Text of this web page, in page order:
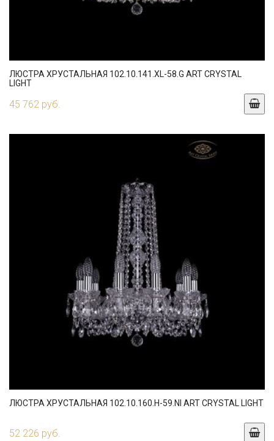
ЛЮСТРА ХРУСТАЛЬНАЯ 102.10.141.XL-58.G ART CRYSTAL
LIGHT
45 762 руб.
ЛЮСТРА ХРУСТАЛЬНАЯ 102.10.160.H-59.NI ART CRYSTAL LIGHT
52 226 руб.